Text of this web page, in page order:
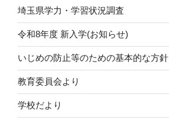
ョ
ン
埼玉県学力・学習状況調査
令和8年度 新入学(お知らせ)
いじめの防止等のための基本的な方針
教育委員会より
学校だより